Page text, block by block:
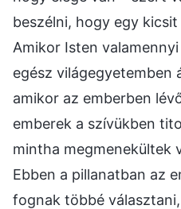
beszélni, hogy egy
Amikor Isten
egész világegyetemben
amikor az emberben
emberek a szívükben
mintha megmenekültek
Ebben a pillanatban az
fognak többé